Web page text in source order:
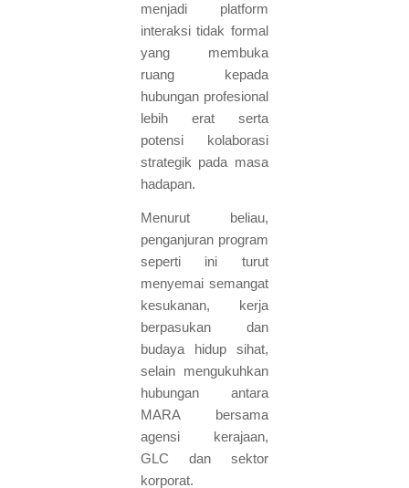
menjadi platform
interaksi tidak formal
yang membuka
ruang kepada
hubungan profesional
lebih erat serta
potensi kolaborasi
strategik pada masa
hadapan.
Menurut beliau,
penganjuran program
seperti ini turut
menyemai semangat
kesukanan, kerja
berpasukan dan
budaya hidup sihat,
selain mengukuhkan
hubungan antara
MARA bersama
agensi kerajaan,
GLC dan sektor
korporat.